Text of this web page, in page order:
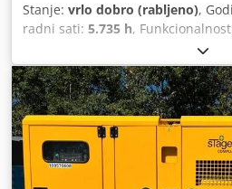
Stanje: vrlo dobro (rabljeno),
radni sati: 5.735 h,
Kompresor s vijkom, bez ulja,
Cjdpfjzqvvaox Aqwjrf 7,50 bara
proizvodnje: 2012 Radni sati: 5735